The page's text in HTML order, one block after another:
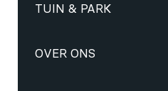
TUIN & PARK
OVER ONS